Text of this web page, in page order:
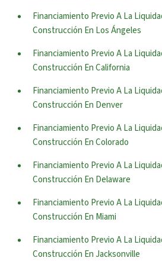
Financiamiento Previo A La
Construcción En Los Ángeles
Financiamiento Previo A La
Construcción En California
Financiamiento Previo A La
Construcción En Denver
Financiamiento Previo A La
Construcción En Colorado
Financiamiento Previo A La
Construcción En Delaware
Financiamiento Previo A La
Construcción En Miami
Financiamiento Previo A La
Construcción En Jacksonville